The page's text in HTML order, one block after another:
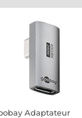
Adaptateur